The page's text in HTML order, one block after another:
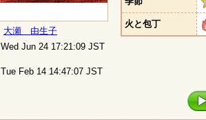
大瀬 由生子
Wed Jun 24 17:21:09 JST
Tue Feb 14 14:47:07 JST
火と包丁